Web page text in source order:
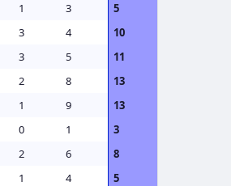
1 3
5
3 4
10
3 5
11
2 8
13
1 9
13
0 1
3
2 6
8
1 4
5